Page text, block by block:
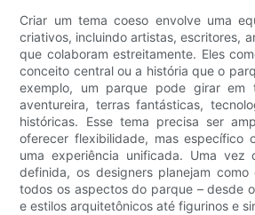
Criar um tema coeso envolve uma
criativos, incluindo artistas, escritores,
que colaboram estreitamente. Eles
conceito central ou a história que o
exemplo, um parque pode girar em
aventureira, terras fantásticas,
históricas. Esse tema precisa ser
oferecer flexibilidade, mas específico
uma experiência unificada. Uma vez
definida, os designers planejam como
todos os aspectos do parque – desde
e estilos arquitetônicos até figurinos e